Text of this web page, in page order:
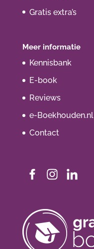
Gratis extra’s
Meer informatie
Kennisbank
E-book
Reviews
e-Boekhouden.nl
Contact